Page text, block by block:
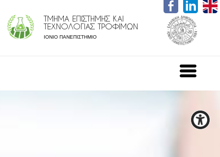
ΤΜΗΜΑ ΕΠΙΣΤΗΜΗΣ ΚΑΙ
ΤΕΧΝΟΛΟΓΙΑΣ ΤΡΟΦΙΜΩΝ
ΙΟΝΙΟ ΠΑΝΕΠΙΣΤΗΜΙΟ